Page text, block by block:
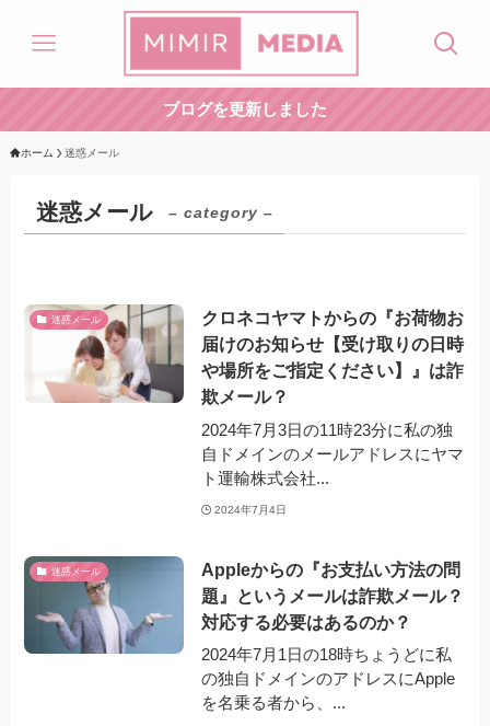
ブログを更新しました
ホーム 迷惑メール
迷惑メール – category –
迷惑メール
クロネコヤマトからの『お荷物お
届けのお知らせ【受け取りの日時
や場所をご指定ください】』は詐
欺メール？
2024年7月3日の11時23分に私の独
自ドメインのメールアドレスにヤマ
ト運輸株式会社...
2024年7月4日
迷惑メール
Appleからの『お支払い方法の問
題』というメールは詐欺メール？
対応する必要はあるのか？
2024年7月1日の18時ちょうどに私
の独自ドメインのアドレスにApple
を名乗る者から、...